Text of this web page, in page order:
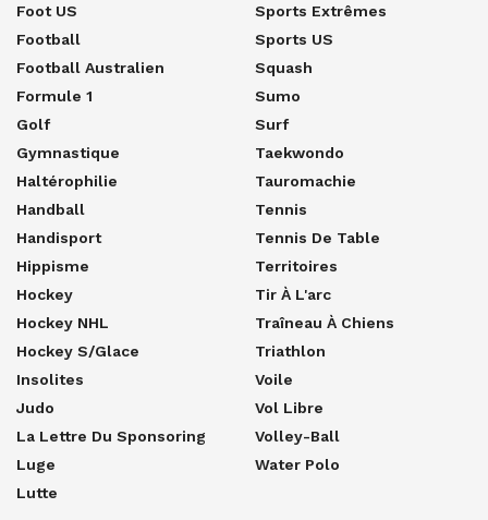
Foot US
Football
Football Australien
Formule 1
Golf
Gymnastique
Haltérophilie
Handball
Handisport
Hippisme
Hockey
Hockey NHL
Hockey S/glace
Insolites
Judo
La Lettre Du Sponsoring
Luge
Lutte
Sports Extrêmes
Sports US
Squash
Sumo
Surf
Taekwondo
Tauromachie
Tennis
Tennis De Table
Territoires
Tir À L'arc
Traîneau À Chiens
Triathlon
Voile
Vol Libre
Volley-Ball
Water Polo